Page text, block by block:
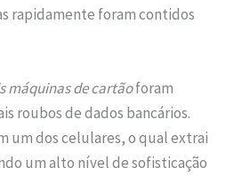
rapidamente foram contidos
máquinas de cartãoforam
roubos de dados bancários.
um dos celulares, o qual extrai
um alto nível de sofisticação